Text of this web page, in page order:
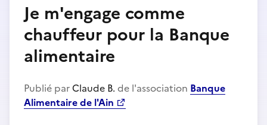
Je m'engage comme
chauffeur pour la Banque
alimentaire
Publié par Claude B. de l'association Banque
Alimentaire de l'Ain